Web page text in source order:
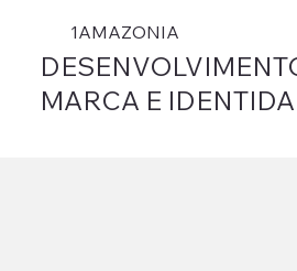
1AMAZONIA
MARCA E